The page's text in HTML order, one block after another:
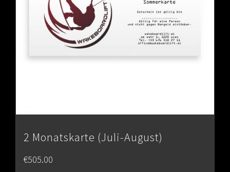
2 Monatskarte (Juli-August)
€505.00